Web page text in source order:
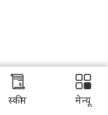
स्कीम मेन्यू